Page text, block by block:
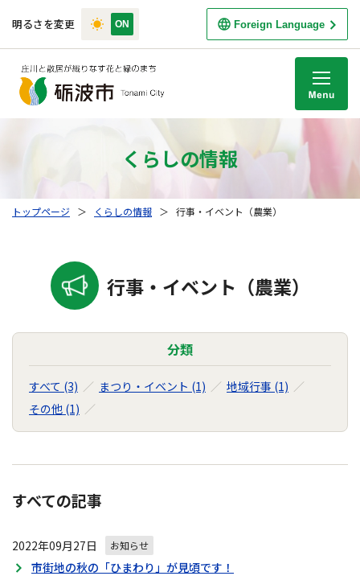
明るさを変更 Foreign Language
くらしの情報
トップページ ＞ くらしの情報 ＞ 行事・イベント（農業）
行事・イベント（農業）
分類
すべて (3) まつり・イベント (1)
地域行事 (1)
その他 (1)
すべての記事
2022年09月27日 お知らせ
市街地の秋の「ひまわり」が見頃です！